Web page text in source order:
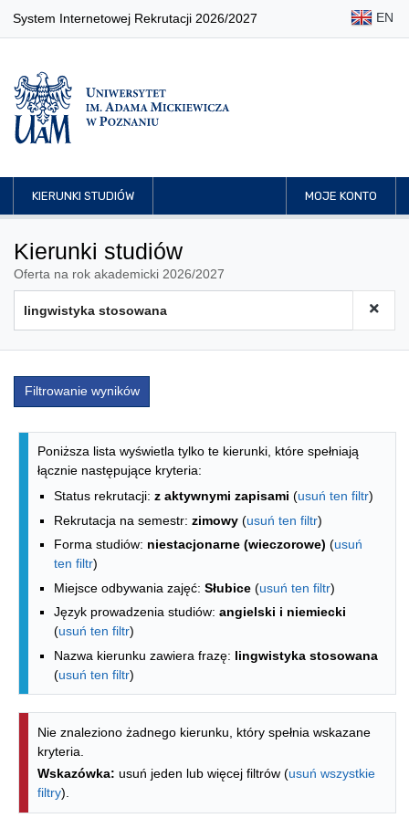
System Internetowej Rekrutacji 2026/2027 EN
KIERUNKI STUDIÓW MOJE KONTO
Kierunki studiów
Oferta na rok akademicki 2026/2027
Filtrowanie wyników
Lista kierunków - spis według
Poniższa lista wyświetla tylko te kierunki, które spełniają
łącznie następujące kryteria:
Status rekrutacji: z aktywnymi zapisami (usuń ten filtr)
Rekrutacja na semestr: zimowy (usuń ten filtr)
Forma studiów: niestacjonarne (wieczorowe) (usuń
ten filtr)
Miejsce odbywania zajęć: Słubice (usuń ten filtr)
Język prowadzenia studiów: angielski i niemiecki
(usuń ten filtr)
Nazwa kierunku zawiera frazę: lingwistyka stosowana
(usuń ten filtr)
Nie znaleziono żadnego kierunku, który spełnia wskazane
kryteria.
Wskazówka: usuń jeden lub więcej filtrów (usuń wszystkie
filtry).